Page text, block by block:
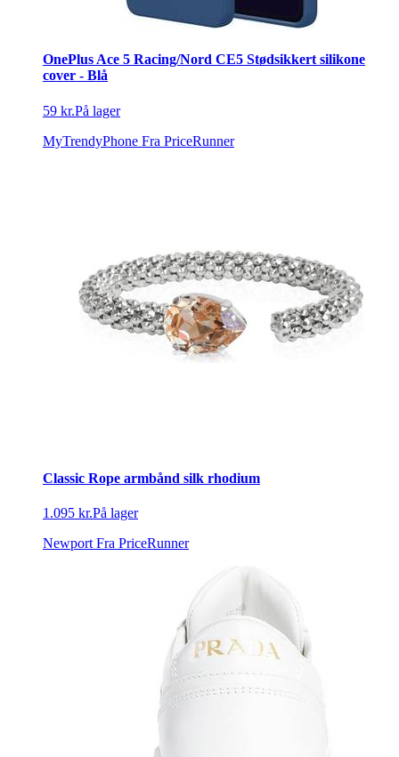
OnePlus Ace 5 Racing/Nord CE5 Stødsikkert silikone
cover - Blå
59 kr.På lager
MyTrendyPhone Fra PriceRunner
Classic Rope armbånd silk rhodium
1.095 kr.På lager
Newport Fra PriceRunner